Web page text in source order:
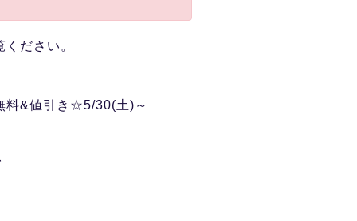
ださい。
料&値引き☆5/30(土)～